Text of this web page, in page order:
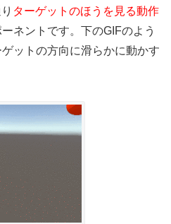
ターゲットのほうを見る動作
ネントです。下のGIFのよう
ットの方向に滑らかに動かす